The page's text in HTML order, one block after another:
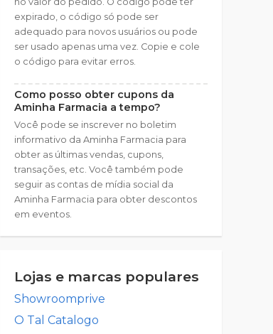
expirado, o código só pode ser
adequado para novos usuários ou pode
ser usado apenas uma vez. Copie e cole
o código para evitar erros.
Como posso obter cupons da
Aminha Farmacia a tempo?
Você pode se inscrever no boletim
informativo da Aminha Farmacia para
obter as últimas vendas, cupons,
transações, etc. Você também pode
seguir as contas de mídia social da
Aminha Farmacia para obter descontos
em eventos.
Lojas e marcas populares
Showroomprive
O Tal Catalogo